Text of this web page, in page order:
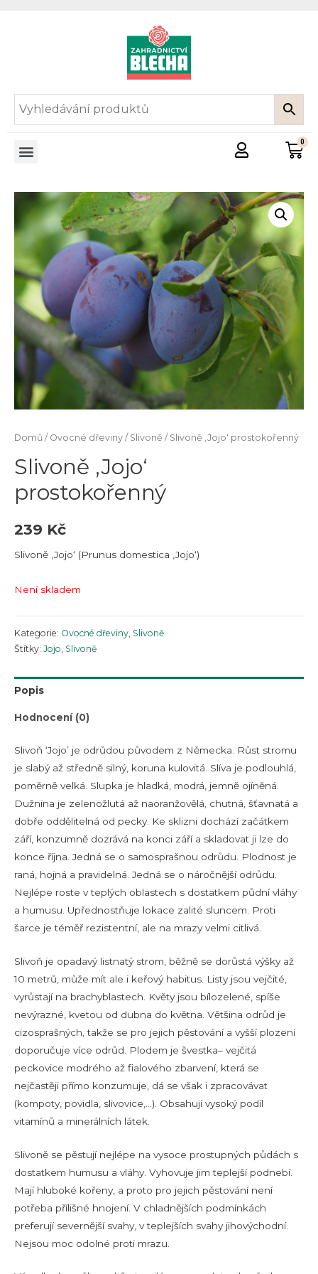
Domů / Ovocné dřeviny / Slivoně / Slivoně ‚Jojo‘ prostokořenný
Slivoně ‚Jojo‘
prostokořenný
239 Kč
Slivoně ‚Jojo‘ (Prunus domestica ‚Jojo‘)
Není skladem
Kategorie: Ovocné dřeviny Slivoně
Štítky: Jojo Slivoně
Popis
Hodnocení (0)
Slivoň ‘Jojo’ je odrůdou původem z Německa. Růst stromu
je slabý až středně silný, koruna kulovitá. Slíva je podlouhlá,
poměrně velká. Slupka je hladká, modrá, jemně ojíněná.
Dužnina je zelenožlutá až naoranžovělá, chutná, šťavnatá a
dobře oddělitelná od pecky. Ke sklizni dochází začátkem
září, konzumně dozrává na konci září a skladovat ji lze do
konce října. Jedná se o samosprašnou odrůdu. Plodnost je
raná, hojná a pravidelná. Jedná se o náročnější odrůdu.
Nejlépe roste v teplých oblastech s dostatkem půdní vláhy
a humusu. Upřednostňuje lokace zalité sluncem. Proti
šarce je téměř rezistentní, ale na mrazy velmi citlivá.
Slivoň je opadavý listnatý strom, běžně se dorůstá výšky až
10 metrů, může mít ale i keřový habitus. Listy jsou vejčité,
vyrůstají na brachyblastech. Květy jsou bílozelené, spíše
nevýrazné, kvetou od dubna do května. Většina odrůd je
cizosprašných, takže se pro jejich pěstování a vyšší plození
doporučuje více odrůd. Plodem je švestka– vejčitá
peckovice modrého až fialového zbarvení, která se
nejčastěji přímo konzumuje, dá se však i zpracovávat
(kompoty, povidla, slivovice,…). Obsahují vysoký podíl
vitamínů a minerálních látek.
Slivoně se pěstují nejlépe na vysoce prostupných půdách s
dostatkem humusu a vláhy. Vyhovuje jim teplejší podnebí.
Mají hluboké kořeny, a proto pro jejich pěstování není
potřeba přílišné hnojení. V chladnějších podmínkách
preferují severnější svahy, v teplejších svahy jihovýchodní.
Nejsou moc odolné proti mrazu.